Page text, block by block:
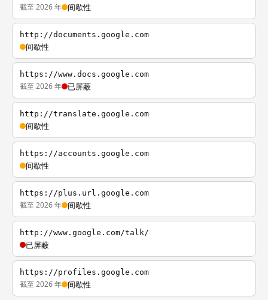
截至 2026 年 间歇性
http://documents.google.com
间歇性
https://www.docs.google.com
截至 2026 年 已屏蔽
http://translate.google.com
间歇性
https://accounts.google.com
间歇性
https://plus.url.google.com
截至 2026 年 间歇性
http://www.google.com/talk/
已屏蔽
https://profiles.google.com
截至 2026 年 间歇性